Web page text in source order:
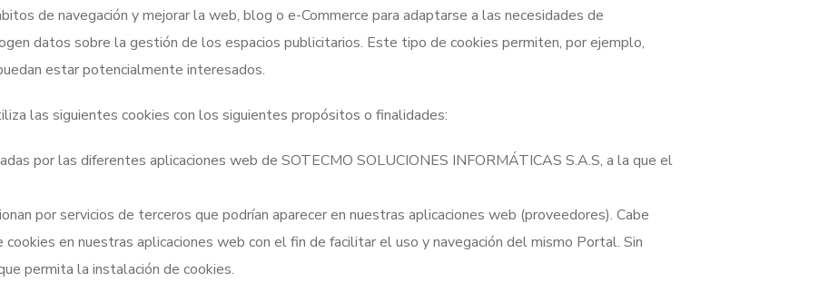
de navegación y mejorar la web, blog o e-Commerce para adaptarse a las necesidades de
datos sobre la gestión de los espacios publicitarios. Este tipo de cookies permiten, por ejemplo,
estar potencialmente interesados.
las siguientes cookies con los siguientes propósitos o finalidades:
por las diferentes aplicaciones web de SOTECMO SOLUCIONES INFORMÁTICAS S.A.S, a la que el
por servicios de terceros que podrían aparecer en nuestras aplicaciones web (proveedores). Cabe
en nuestras aplicaciones web con el fin de facilitar el uso y navegación del mismo Portal. Sin
permita la instalación de cookies.